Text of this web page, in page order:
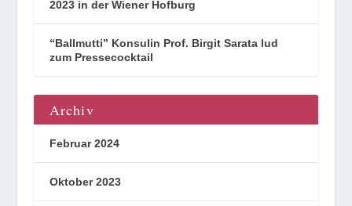
2023 in der Wiener Hofburg
“Ballmutti” Konsulin Prof. Birgit Sarata lud
zum Pressecocktail
Archiv
Februar 2024
Oktober 2023